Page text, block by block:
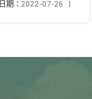
期： 2022-07-26 |